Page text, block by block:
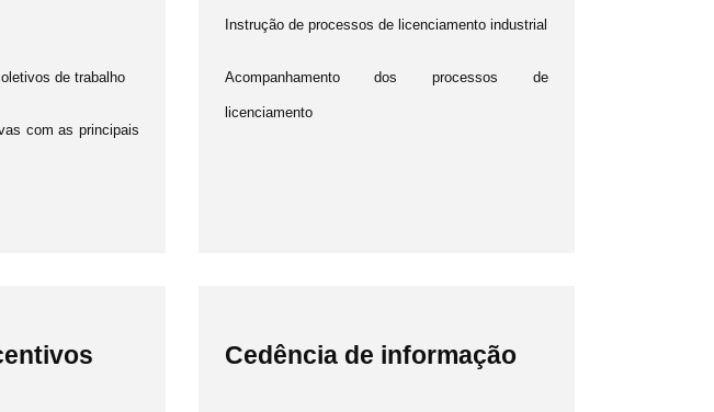
de trabalho
com as principais
Instrução de processos de licenciamento industrial
Acompanhamento dos processos de
licenciamento
Cedência de informação